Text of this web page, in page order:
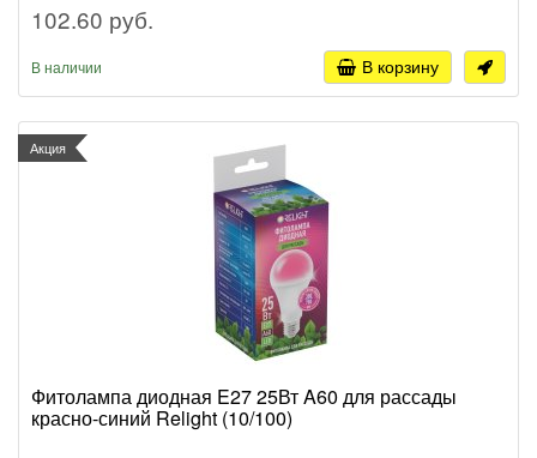
102.60 руб.
В наличии В корзину
Акция
Фитолампа диодная E27 25Вт A60 для рассады
красно-синий Relight (10/100)